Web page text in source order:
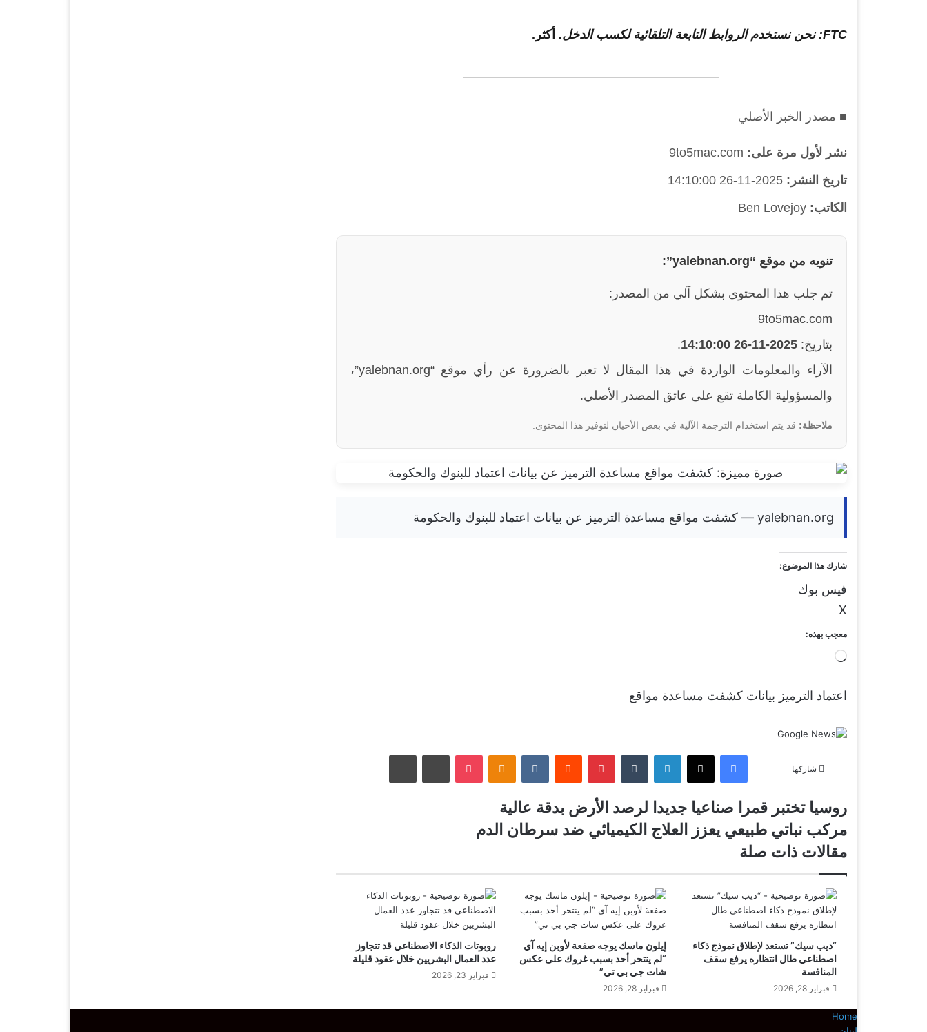
FTC: نحن نستخدم الروابط التابعة التلقائية لكسب الدخل. أكثر.
■ مصدر الخبر الأصلي
نشر لأول مرة على: 9to5mac.com
تاريخ النشر: 2025-11-26 14:10:00
الكاتب: Ben Lovejoy
تنويه من موقع “yalebnan.org”:
تم جلب هذا المحتوى بشكل آلي من المصدر:
9to5mac.com
بتاريخ: 2025-11-26 14:10:00
.
الآراء والمعلومات الواردة في هذا المقال لا تعبر بالضرورة عن رأي موقع “yalebnan.org”،
والمسؤولية الكاملة تقع على عاتق المصدر الأصلي.
ملاحظة: قد يتم استخدام الترجمة الآلية في بعض الأحيان لتوفير هذا المحتوى.
yalebnan.org — كشفت مواقع مساعدة الترميز عن بيانات اعتماد للبنوك والحكومة
شارك هذا الموضوع:
فيس بوك
X
معجب بهذه:
ج
ر
ا
م
ي
…
اعتماد الترميز بيانات كشفت مساعدة مواقع
شاركها
فيسبوك ‫X لينكدإن بينتيريست ‏VKontakte
و
س
ا
ت
ن
روسيا تختبر قمرا صناعيا جديدا لرصد الأرض بدقة عالية
ك
ي
ي
مركب نباتي طبيعي يعزز العلاج الكيميائي ضد سرطان الدم
مقالات ذات صلة
“ديب سيك” تستعد لإطلاق نموذج ذكاء
اصطناعي طال انتظاره يرفع سقف
المنافسة
فبراير 28, 2026
إيلون ماسك يوجه صفعة لأوبن إيه آي
“لم ينتحر أحد بسبب غروك على عكس
شات جي بي تي”
فبراير 28, 2026
روبوتات الذكاء الاصطناعي قد تتجاوز
عدد العمال البشريين خلال عقود قليلة
فبراير 23, 2026
Home